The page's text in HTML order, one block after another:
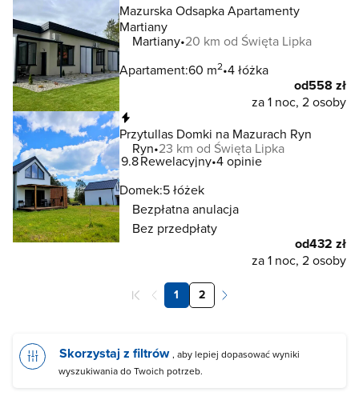
Mazurska Odsapka Apartamenty
Martiany
Martiany 20 km od Święta Lipka
Apartament:60 m2 4 łóżka
od558 zł
za 1 noc, 2 osoby
Przytullas Domki na Mazurach Ryn
Ryn 23 km od Święta Lipka
9.8Rewelacyjny 4 opinie
Domek:5 łóżek
Bezpłatna anulacja
Bez przedpłaty
od432 zł
za 1 noc, 2 osoby
1 2
Skorzystaj z filtrów , aby lepiej dopasować wyniki
wyszukiwania do Twoich potrzeb.